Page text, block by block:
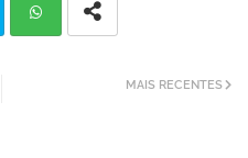
MAIS RECENTES